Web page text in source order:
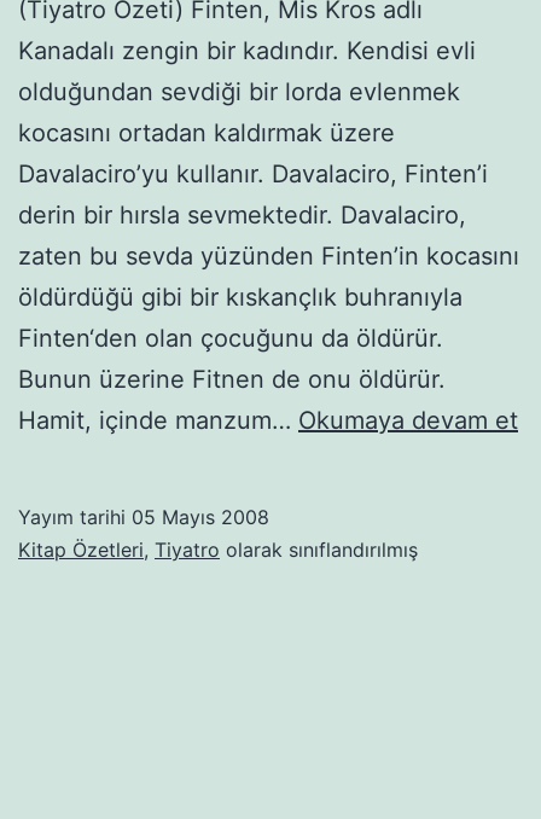
(Tiyatro Özeti) Finten, Mis Kros adlı
Kanadalı zengin bir kadındır. Kendisi evli
olduğundan sevdiği bir lorda evlenmek
kocasını ortadan kaldırmak üzere
Davalaciro’yu kullanır. Davalaciro, Finten’i
derin bir hırsla sevmektedir. Davalaciro,
zaten bu sevda yüzünden Finten’in kocasını
öldürdüğü gibi bir kıskançlık buhranıyla
Finten‘den olan çocuğunu da öldürür.
Bunun üzerine Fitnen de onu öldürür.
Hamit, içinde manzum… Okumaya devam et
Yayım tarihi 05 Mayıs 2008
Kitap Özetleri, Tiyatro olarak sınıflandırılmış